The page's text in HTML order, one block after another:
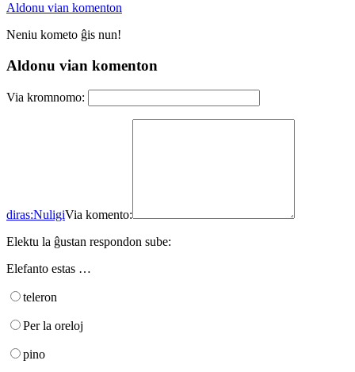
Aldonu vian komenton
Neniu kometo ĝis nun!
Aldonu vian komenton
Via kromnomo:
diras:NuligiVia komento:
Elektu la ĝustan respondon sube:
Elefanto estas …
teleron
Per la oreloj
pino